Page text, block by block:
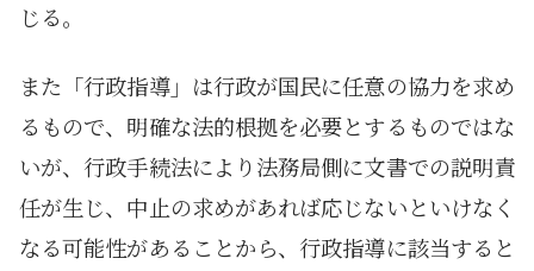
じる。
また「行政指導」は行政が国民に任意の協力を求め
るもので、明確な法的根拠を必要とするものではな
いが、行政手続法により法務局側に文書での説明責
任が生じ、中止の求めがあれば応じないといけなく
なる可能性があることから、行政指導に該当すると